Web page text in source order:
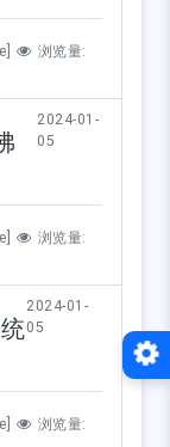
浏览量:
2024-01-
05
浏览量:
2024-01-
05
浏览量: